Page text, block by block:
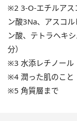
※2 3-O-エチルアス
ン酸3Na、アスコ
ン酸、テトラヘキ
分）
※3 水添レチノール
※4 潤った肌のこと
※5 角質層まで